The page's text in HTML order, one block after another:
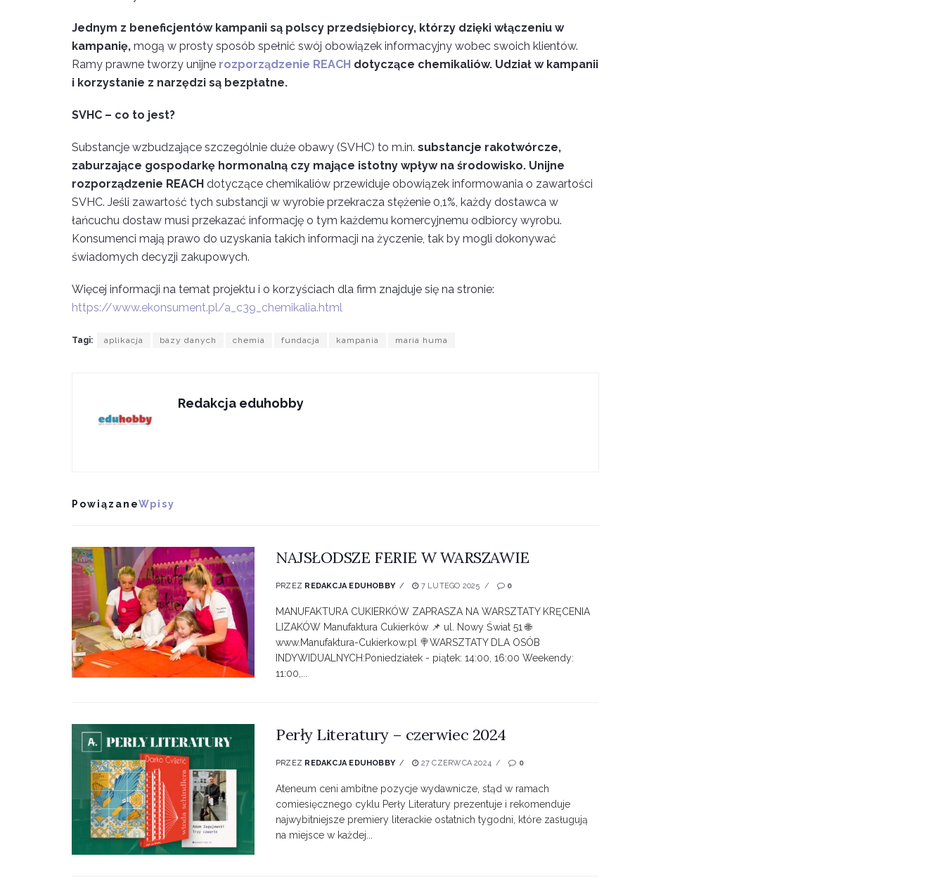
Jednym z beneficjentów kampanii są polscy przedsiębiorcy, którzy dzięki włączeniu w
kampanię, mogą w prosty sposób spełnić swój obowiązek informacyjny wobec swoich klientów.
Ramy prawne tworzy unijne rozporządzenie REACH dotyczące chemikaliów. Udział w kampanii
i korzystanie z narzędzi są bezpłatne.
SVHC – co to jest?
Substancje wzbudzające szczególnie duże obawy (SVHC) to m.in. substancje rakotwórcze,
zaburzające gospodarkę hormonalną czy mające istotny wpływ na środowisko. Unijne
rozporządzenie REACH dotyczące chemikaliów przewiduje obowiązek informowania o zawartości
SVHC. Jeśli zawartość tych substancji w wyrobie przekracza stężenie 0,1%, każdy dostawca w
łańcuchu dostaw musi przekazać informację o tym każdemu komercyjnemu odbiorcy wyrobu.
Konsumenci mają prawo do uzyskania takich informacji na życzenie, tak by mogli dokonywać
świadomych decyzji zakupowych.
Więcej informacji na temat projektu i o korzyściach dla firm znajduje się na stronie:
https://www.ekonsument.pl/a_c39_chemikalia.html
Tagi: aplikacja bazy danych chemia fundacja kampania maria huma
Redakcja eduhobby
PowiązaneWpisy
NAJSŁODSZE FERIE W WARSZAWIE
PRZEZ REDAKCJA EDUHOBBY 7 LUTEGO 2025 0
MANUFAKTURA CUKIERKÓW ZAPRASZA NA WARSZTATY KRĘCENIA
LIZAKÓW Manufaktura Cukierków 📌 ul. Nowy Świat 51 🌐
www.Manufaktura-Cukierkow.pl 🍭WARSZTATY DLA OSÓB
INDYWIDUALNYCH:Poniedziałek - piątek: 14:00, 16:00 Weekendy:
11:00,...
Perły Literatury – czerwiec 2024
PRZEZ REDAKCJA EDUHOBBY 27 CZERWCA 2024 0
Ateneum ceni ambitne pozycje wydawnicze, stąd w ramach
comiesięcznego cyklu Perły Literatury prezentuje i rekomenduje
najwybitniejsze premiery literackie ostatnich tygodni, które zasługują
na miejsce w każdej...